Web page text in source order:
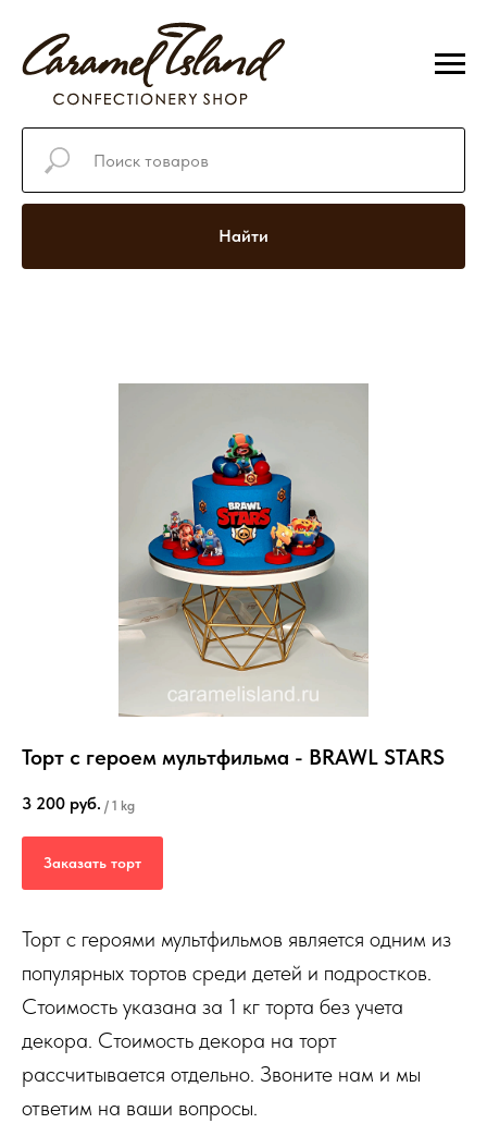
Найти
Торт с героем мультфильма - BRAWL STARS
3 200 руб. / 1 kg
Заказать торт
Торт с героями мультфильмов является одним из
популярных тортов среди детей и подростков.
Стоимость указана за 1 кг торта без учета
декора. Стоимость декора на торт
рассчитывается отдельно. Звоните нам и мы
ответим на ваши вопросы.